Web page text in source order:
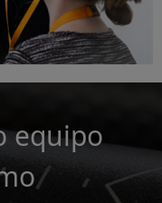
equipo